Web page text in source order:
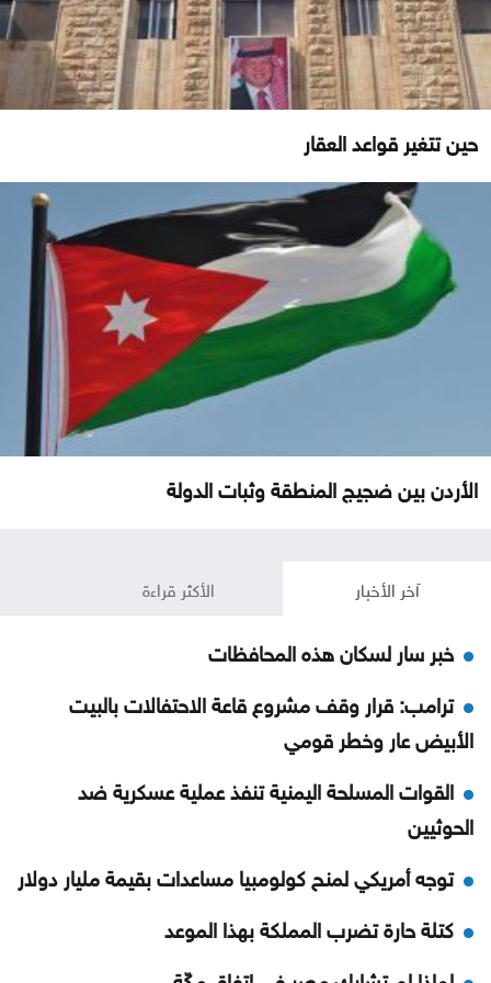
حين تتغير قواعد العقار
الأردن بين ضجيج المنطقة وثبات الدولة
آخر الأخبار الأكثر قراءة
خبر سار لسكان هذه المحافظات
ترامب: قرار وقف مشروع قاعة الاحتفالات بالبيت
الأبيض عار وخطر قومي
القوات المسلحة اليمنية تنفذ عملية عسكرية ضد
الحوثيين
توجه أمريكي لمنح كولومبيا مساعدات بقيمة مليار دولار
كتلة حارة تضرب المملكة بهذا الموعد